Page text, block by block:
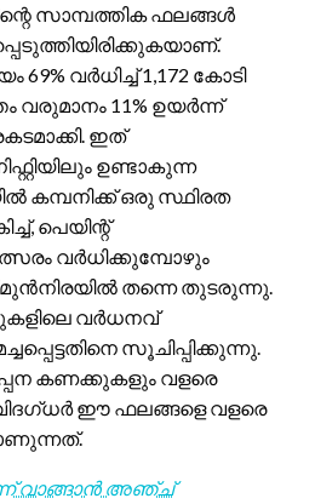
സാമ്പത്തിക ഫലങ്ങൾ
69% വർധിച്ച് 1,172 കോടി
വരുമാനം 11% ഉയർന്ന്
ഇത്
ഉണ്ടാകുന്ന
കമ്പനിക്ക് ഒരു സ്ഥിരത
പെയിന്റ്
വർധിക്കുമ്പോഴും
തന്നെ തുടരുന്നു.
വർധനവ്
സൂചിപ്പിക്കുന്നു.
കണക്കുകളും വളരെ
വിദഗ്ധർ ഈ ഫലങ്ങളെ വളരെ
വാങ്ങാൻ അഞ്ച്